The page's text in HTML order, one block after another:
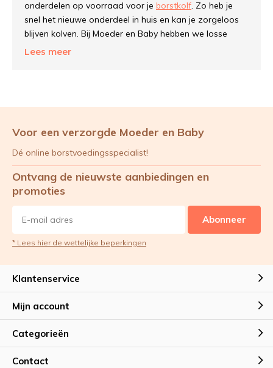
onderdelen op voorraad voor je borstkolf. Zo heb je
snel het nieuwe onderdeel in huis en kan je zorgeloos
blijven kolven. Bij Moeder en Baby hebben we losse
onderdelen van Ameda, Ardo, Difrax, Philips Avent,
- Pompunits
- Auto adapter
- En nog veel meer
Lees meer
Voor een verzorgde Moeder en Baby
Dé online borstvoedingsspecialist!
Ontvang de nieuwste aanbiedingen en
promoties
Abonneer
* Lees hier de wettelijke beperkingen
Klantenservice
Mijn account
Categorieën
Contact